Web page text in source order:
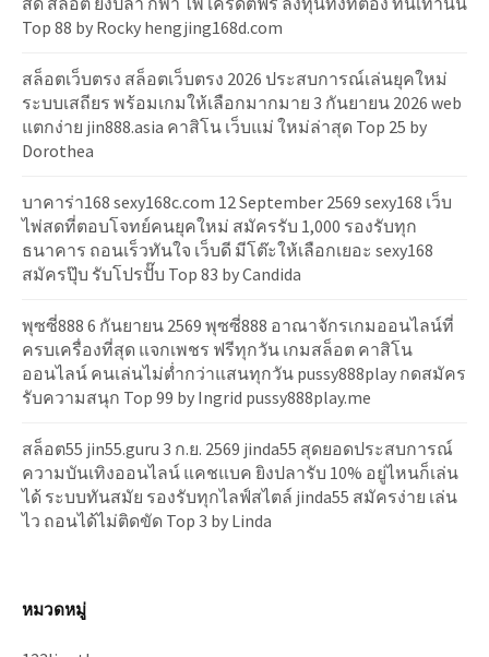
Top 88 by Rocky hengjing168d.com
สล็อตเว็บตรง สล็อตเว็บตรง 2026 ประสบการณ์เล่นยุคใหม่
ระบบเสถียร พร้อมเกมให้เลือกมากมาย 3 กันยายน 2026 web
แตกง่าย jin888.asia คาสิโน เว็บแม่ ใหม่ล่าสุด Top 25 by
Dorothea
บาคาร่า168 sexy168c.com 12 September 2569 sexy168 เว็บ
ไพ่สดที่ตอบโจทย์คนยุคใหม่ สมัครรับ 1,000 รองรับทุก
ธนาคาร ถอนเร็วทันใจ เว็บดี มีโต๊ะให้เลือกเยอะ sexy168
สมัครปุ๊บ รับโปรปั๊บ Top 83 by Candida
พุซซี่888 6 กันยายน 2569 พุซซี่888 อาณาจักรเกมออนไลน์ที่
ครบเครื่องที่สุด แจกเพชร ฟรีทุกวัน เกมสล็อต คาสิโน
ออนไลน์ คนเล่นไม่ต่ำกว่าแสนทุกวัน pussy888play กดสมัคร
รับความสนุก Top 99 by Ingrid pussy888play.me
สล็อต55 jin55.guru 3 ก.ย. 2569 jinda55 สุดยอดประสบการณ์
ความบันเทิงออนไลน์ แคชแบค ยิงปลารับ 10% อยู่ไหนก็เล่น
ได้ ระบบทันสมัย รองรับทุกไลฟ์สไตล์ jinda55 สมัครง่าย เล่น
ไว ถอนได้ไม่ติดขัด Top 3 by Linda
หมวดหมู่